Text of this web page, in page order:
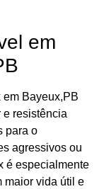
em
Bayeux,PB
resistência
para o
agressivos ou
é especialmente
maior vida útil e